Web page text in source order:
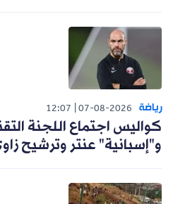
رياضة 07-08-2026
12:07
كواليس اجتماع اللجنة
و"إسبانية" عنتر وترشيح